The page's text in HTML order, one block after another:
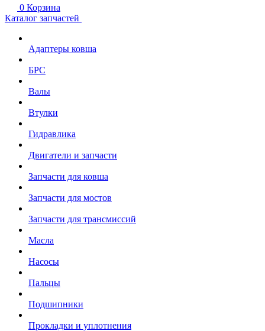
0 Корзина
Каталог запчастей
Адаптеры ковша
БРС
Валы
Втулки
Гидравлика
Двигатели и запчасти
Запчасти для ковша
Запчасти для мостов
Запчасти для трансмиссий
Масла
Насосы
Пальцы
Подшипники
Прокладки и уплотнения